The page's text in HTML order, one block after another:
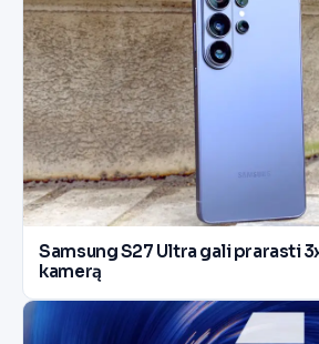
Samsung S27 Ultra gali prarasti
kamerą